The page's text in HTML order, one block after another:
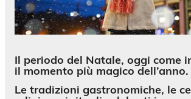
Il periodo del Natale, oggi come
il momento più magico dell’anno.
Le tradizioni gastronomiche, le